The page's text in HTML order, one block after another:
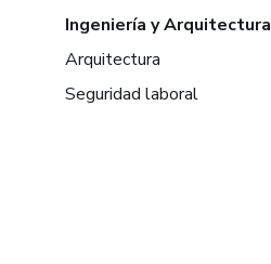
Ingeniería y Arquitectura
Arquitectura
Seguridad laboral